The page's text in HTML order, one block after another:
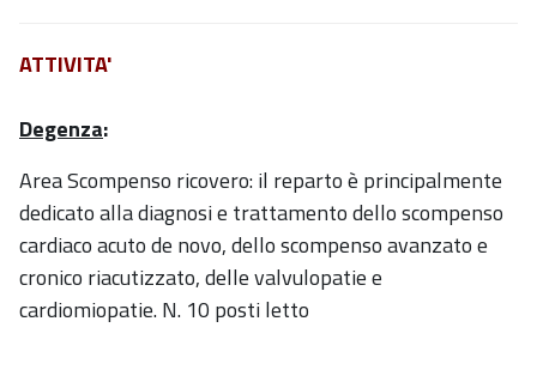
ATTIVITA'
Degenza:
Area Scompenso ricovero: il reparto è principalmente
dedicato alla diagnosi e trattamento dello scompenso
cardiaco acuto de novo, dello scompenso avanzato e
cronico riacutizzato, delle valvulopatie e
cardiomiopatie. N. 10 posti letto